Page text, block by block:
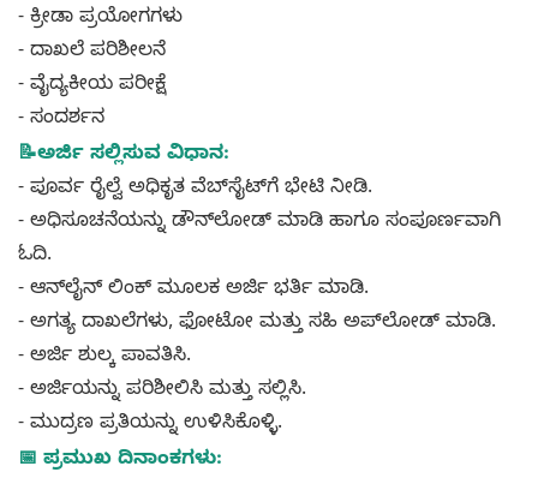
- ಕ್ರೀಡಾ ಪ್ರಯೋಗಗಳು
- ದಾಖಲೆ ಪರಿಶೀಲನೆ
- ವೈದ್ಯಕೀಯ ಪರೀಕ್ಷೆ
- ಸಂದರ್ಶನ
📝ಅರ್ಜಿ ಸಲ್ಲಿಸುವ ವಿಧಾನ:
- ಪೂರ್ವ ರೈಲ್ವೆ ಅಧಿಕೃತ ವೆಬ್‌ಸೈಟ್‌ಗೆ ಭೇಟಿ ನೀಡಿ.
- ಅಧಿಸೂಚನೆಯನ್ನು ಡೌನ್‌ಲೋಡ್ ಮಾಡಿ ಹಾಗೂ ಸಂಪೂರ್ಣವಾಗಿ
ಓದಿ.
- ಆನ್‌ಲೈನ್ ಲಿಂಕ್ ಮೂಲಕ ಅರ್ಜಿ ಭರ್ತಿ ಮಾಡಿ.
- ಅಗತ್ಯ ದಾಖಲೆಗಳು, ಫೋಟೋ ಮತ್ತು ಸಹಿ ಅಪ್‌ಲೋಡ್ ಮಾಡಿ.
- ಅರ್ಜಿ ಶುಲ್ಕ ಪಾವತಿಸಿ.
- ಅರ್ಜಿಯನ್ನು ಪರಿಶೀಲಿಸಿ ಮತ್ತು ಸಲ್ಲಿಸಿ.
- ಮುದ್ರಣ ಪ್ರತಿಯನ್ನು ಉಳಿಸಿಕೊಳ್ಳಿ.
📅 ಪ್ರಮುಖ ದಿನಾಂಕಗಳು: